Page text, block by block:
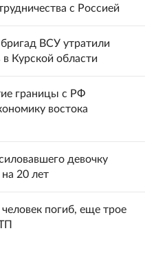
с Россией
ВСУ утратили
Курской области
границы с РФ
востока
девочку
20 лет
погиб, еще трое